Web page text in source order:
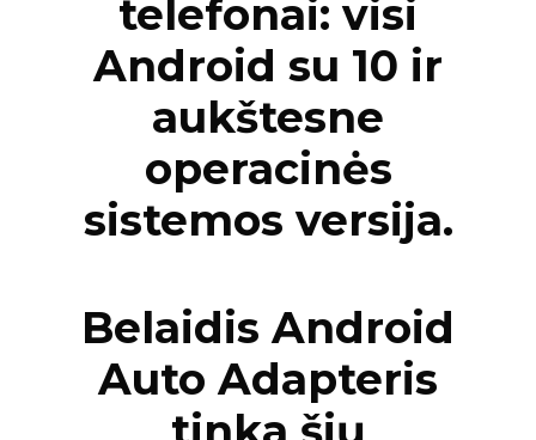
telefonai: visi
Android su 10 ir
aukštesne
operacinės
sistemos versija.
Belaidis Android
Auto Adapteris